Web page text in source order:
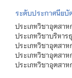
ระดับประกาศนียบั
ประเภทวิชาอุตสาห
ประเภทวิชาบริหาร
ประเภทวิชาอุตสาห
ประเภทวิชาอุตสาห
ประเภทวิชาอุตสาห